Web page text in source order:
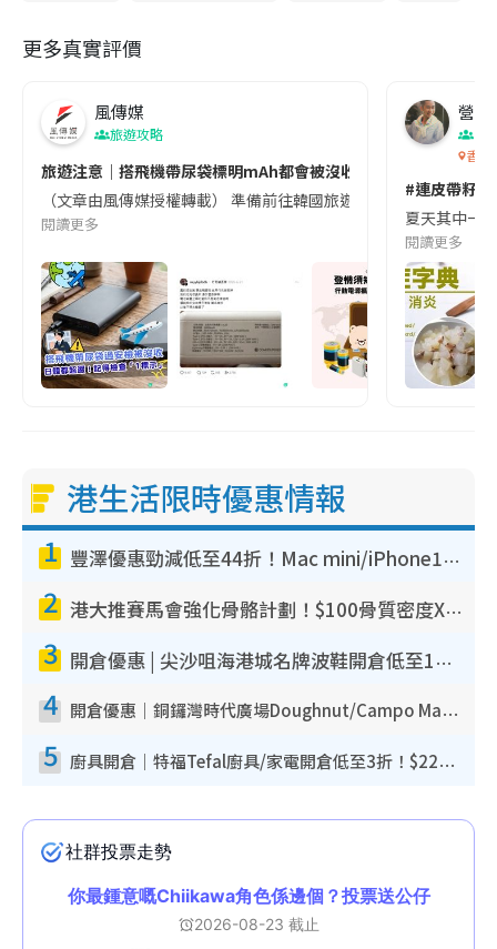
更多真實評價
風傳媒
旅遊攻略
旅遊注意｜搭飛機帶尿袋標明mAh都會被沒收😱出發前切記檢查
（文章由風傳媒授權轉載） 準備前往韓國旅遊的民眾，近期要
閱讀更多
營養
香港
#連皮帶籽
夏天其中一
閱讀更多
港生活限時優惠情報
1 豐澤優惠勁減低至44折！Mac mini/iPhone17Pro大減價！廚房家電$220起
2 港大推賽馬會強化骨骼計劃！$100骨質密度X光檢查 完成免費運動訓練送超市禮券！附參加資格
3 開倉優惠 | 尖沙咀海港城名牌波鞋開倉低至1折！On鞋$899起／Joy&Peace鞋履$98起
4 開倉優惠｜銅鑼灣時代廣場Doughnut/Campo Marzio開倉低至1折！背囊、書包、手袋劈價$200起
5 廚具開倉｜特福Tefal廚具/家電開倉低至3折！$220起買平底鍋/炒鑊/湯煲！電飯煲/吸塵機/燙斗$418起